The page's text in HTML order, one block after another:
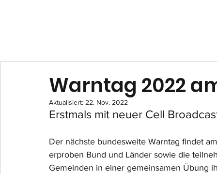
Warntag 2022
Aktualisiert: 22. Nov. 2022
Erstmals mit neuer Cell
Der nächste bundesweite Warntag findet am
erproben Bund und Länder sowie die
Gemeinden in einer gemeinsamen Übung